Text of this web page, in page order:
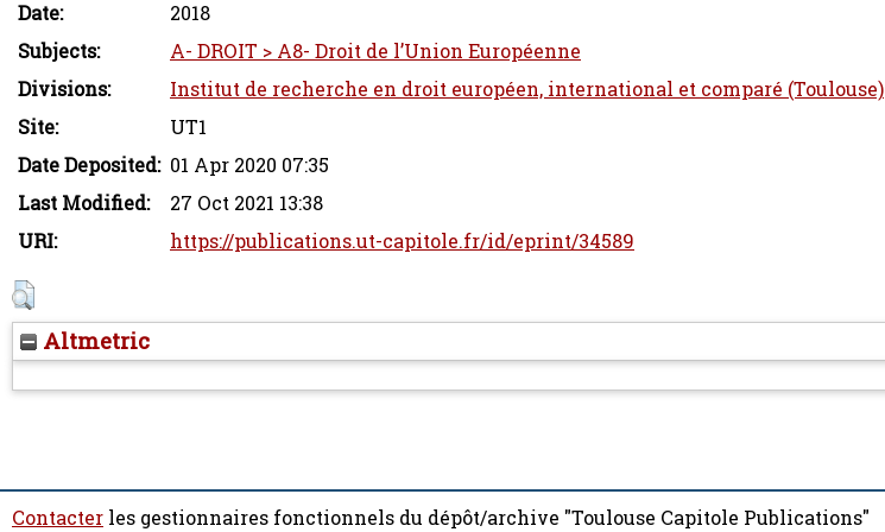
Date:
2018
Subjects:
A- DROIT > A8- Droit de l’Union Européenne
Divisions:
Institut de recherche en droit européen, international et comparé (Toulouse)
Site:
UT1
Date Deposited: 01 Apr 2020 07:35
Last Modified:
27 Oct 2021 13:38
URI:
https://publications.ut-capitole.fr/id/eprint/34589
Altmetric
Contacter les gestionnaires fonctionnels du dépôt/archive "Toulouse Capitole Publications"